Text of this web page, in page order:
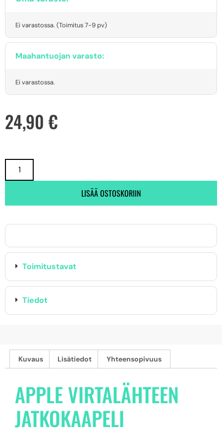
Ei varastossa. (Toimitus 7-9 pv)
Maahantuojan varasto:
Ei varastossa.
24,90 €
LISÄÄ OSTOSKORIIN
Toimitustavat
Tiedot
Kuvaus Lisätiedot Yhteensopivuus
APPLE VIRTALÄHTEEN
JATKOKAAPELI